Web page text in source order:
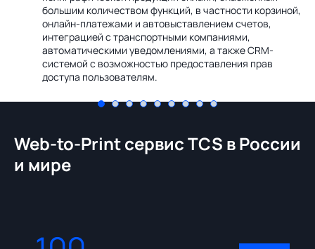
большим количеством функций, в частности корзиной,
онлайн-платежами и автовыставлением счетов,
интеграцией с транспортными компаниями,
автоматическими уведомлениями, а также CRM-
системой с возможностью предоставления прав
доступа пользователям.
Web-to-Print сервис TCS в России
и мире